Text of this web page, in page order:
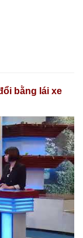
bằng lái xe